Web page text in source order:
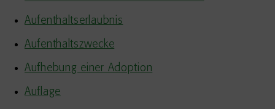
Aufenthaltserlaubnis
Aufenthaltszwecke
Aufhebung einer Adoption
Auflage